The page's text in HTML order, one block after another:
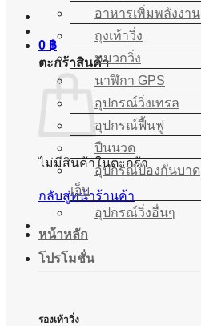
0 ฿
ตะกร้าสินค้า
ไม่มีสินค้าในตะกร้า
กลับสู่หน้าร้านค้า
อาหารเพิ่มพลังงาน
ถุงเท้าวิ่ง
หมวกวิ่ง
นาฬิกา GPS
อุปกรณ์วิ่งเทรล
อุปกรณ์ฟื้นฟู
ปืนนวด
อุปกรณ์ป้องกันบาด
เจ็บ
อุปกรณ์วิ่งอื่นๆ
หน้าหลัก
โปรโมชั่น
รองเท้าวิ่ง